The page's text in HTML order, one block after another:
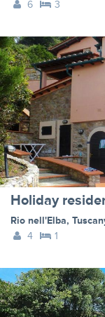
6 3
Rio nell'Elba,
4
1